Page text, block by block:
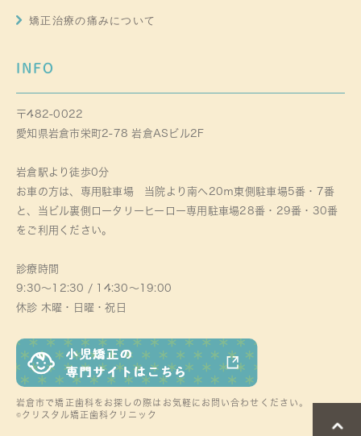
矯正治療の痛みについて
INFO
〒482-0022
愛知県岩倉市栄町2-78 岩倉ASビル2F
岩倉駅より徒歩0分
お車の方は、専用駐車場 当院より南へ20ｍ東側駐車場5番・7番
と、当ビル裏側ロータリーヒーロー専用駐車場28番・29番・30番
をご利用ください。
診療時間
9:30～12:30 / 14:30～19:00
休診 木曜・日曜・祝日
岩倉市で矯正歯科をお探しの際はお気軽にお問い合わせください。
©クリスタル矯正歯科クリニック